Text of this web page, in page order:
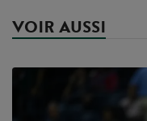
VOIR AUSSI